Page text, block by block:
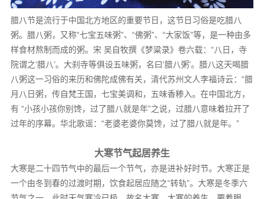
腊八节是流行于中国北方地区的重要节日，这节日习俗是吃腊八
粥。腊八粥，又称“七宝五味粥”、“佛粥”、“大家饭”等，是一种由多
样食材熬制而成的粥。宋 吴自牧撰《梦粱录》卷六载：“八日，寺
院谓之‘腊八’。大刹寺等俱设五味粥，名曰‘腊八粥’。腊八这天喝腊
八粥这一习俗的来历和佛陀成佛有关，清代苏州文人李福诗云：“腊
月八日粥，传自梵王国，七宝美调和，五味香糁入。在中国北方，
有 “小孩小孩你别馋，过了腊八就是年”之说，过腊八意味着拉开了
过年的序幕。华北歌谣：“老婆老婆你莫馋，过了腊八就是年。”
大寒节气起居养生
大寒是二十四节气中的最后一个节气，亦是进补好时节。大寒正是
一个由冬到春的过渡时期，饮食起居应随之“转轨”。大寒是冬季六